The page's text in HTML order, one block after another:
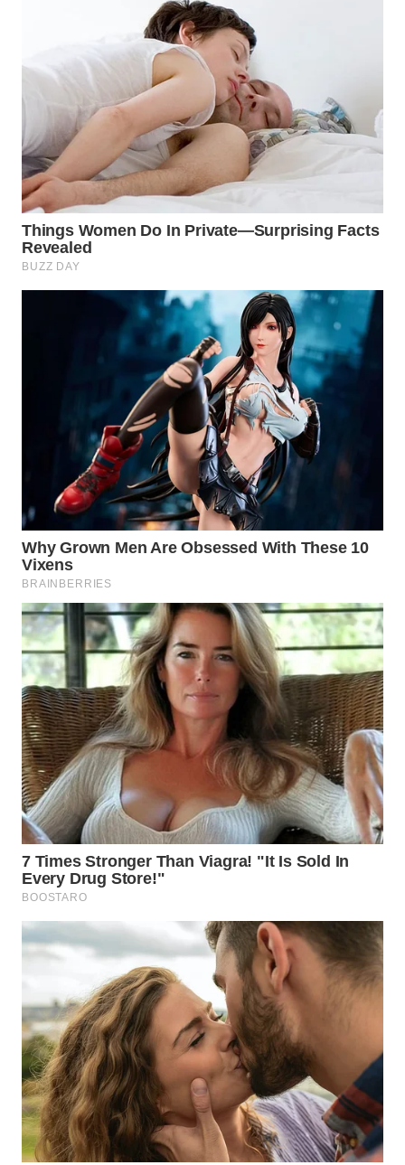
WN
SURABAYA
WN
NATUNA
WN
BINTAN
WN
MANDALIKA
LABUANBAJO
BORNEO
Wahana
Media
Group
WAHANA
NEWS
WAHANA
TANI
WAHANA
ADVOKAT
WAHANA
INFRASTRUKTUR
WAHANA
KONSUMEN
WAHANA
WAHANA
TRAVEL
WAHANA
TV
WAHANANEWS